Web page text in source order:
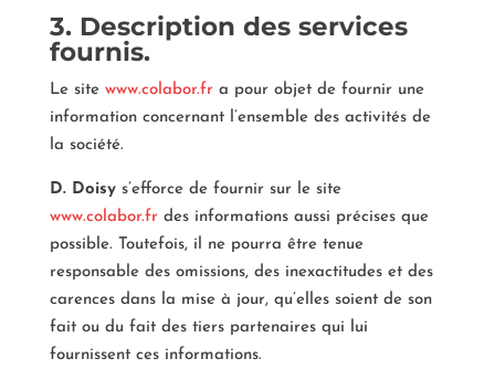
3. Description des services
fournis.
Le site www.colabor.fr a pour objet de fournir une
information concernant l’ensemble des activités de
la société.
D. Doisy s’efforce de fournir sur le site
www.colabor.fr des informations aussi précises que
possible. Toutefois, il ne pourra être tenue
responsable des omissions, des inexactitudes et des
carences dans la mise à jour, qu’elles soient de son
fait ou du fait des tiers partenaires qui lui
fournissent ces informations.